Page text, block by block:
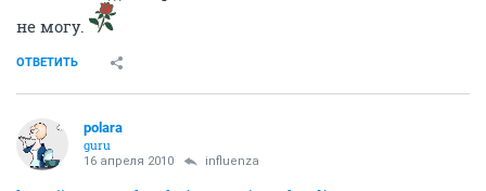
С какими кислотами и что конкретно? Сходите на
сайт Полы Бегун. Та и видео есть, и продукты.
ОТВЕТИТЬ
I
influenza
experienced
16 апреля 2010 polara